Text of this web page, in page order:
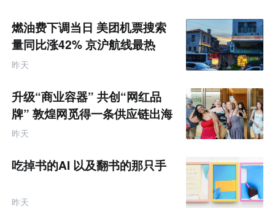
未
来
零
售
跨
境
商
产
业
互
联
网
题
燃油费下调当日 美团机票搜索
量同比涨42% 京沪航线最热
昨天
升级“商业容器” 共创“网红品
牌” 敦煌网觅得一条供应链出海
的新路径
昨天
吃掉书的AI 以及翻书的那只手
昨天